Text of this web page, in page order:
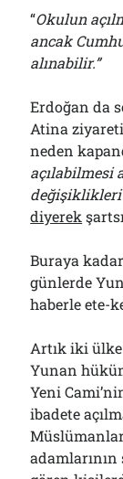
“Okulun
ancak
alınabilir.”
Erdoğan da
Atina
neden
açılabilmesi
değişiklikleri
diyerek
Buraya
günlerde
haberle ete-
Artık iki ülke
Yunan
Yeni
ibadete